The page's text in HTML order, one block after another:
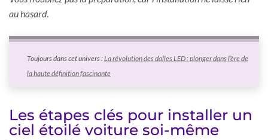
au hasard.
Toujours dans cet univers :La révolution des dalles LED : plonger dans l’ère de
la haute définition fascinante
Les étapes clés pour installer un
ciel étoilé voiture soi-même